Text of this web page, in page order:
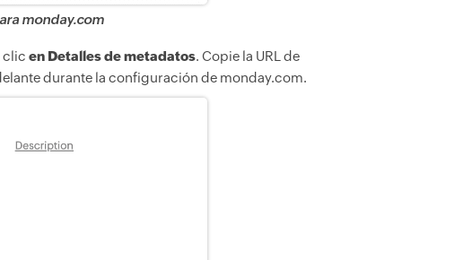
monday.com
clic en Detalles de metadatos. Copie la URL de
durante la configuración de monday.com.